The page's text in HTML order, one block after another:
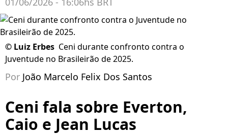
© Luiz Erbes Ceni durante confronto contra o
Juventude no Brasileirão de 2025.
Por João Marcelo Felix Dos Santos
Ceni fala sobre Everton,
Caio e Jean Lucas